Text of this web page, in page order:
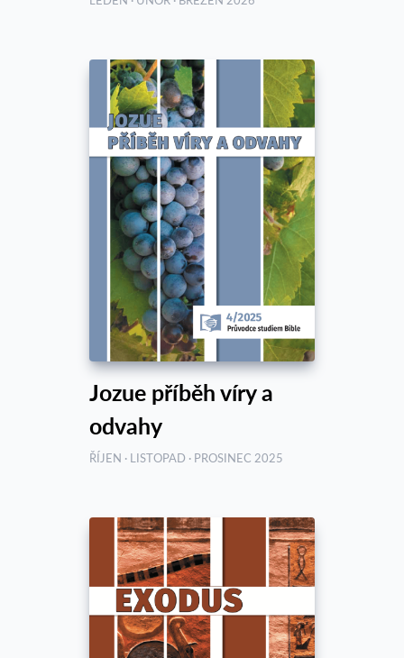
Jozue příběh víry a
odvahy
ŘÍJEN · LISTOPAD · PROSINEC 2025